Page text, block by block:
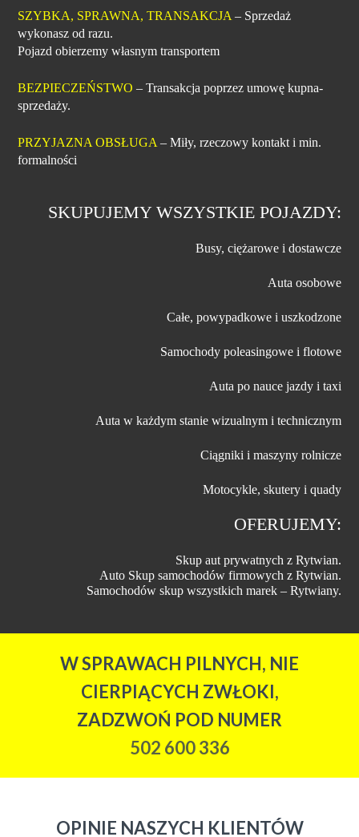
SZYBKA, SPRAWNA, TRANSAKCJA – Sprzedaż
wykonasz od razu.
Pojazd obierzemy własnym transportem
BEZPIECZEŃSTWO – Transakcja poprzez umowę kupna-
sprzedaży.
PRZYJAZNA OBSŁUGA – Miły, rzeczowy kontakt i min.
formalności
SKUPUJEMY WSZYSTKIE POJAZDY:
Busy, ciężarowe i dostawcze
Auta osobowe
Całe, powypadkowe i uszkodzone
Samochody poleasingowe i flotowe
Auta po nauce jazdy i taxi
Auta w każdym stanie wizualnym i technicznym
Ciągniki i maszyny rolnicze
Motocykle, skutery i quady
OFERUJEMY:
Skup aut prywatnych z Rytwian.
Auto Skup samochodów firmowych z Rytwian.
Samochodów skup wszystkich marek – Rytwiany.
W SPRAWACH PILNYCH, NIE
CIERPIĄCYCH ZWŁOKI,
ZADZWOŃ POD NUMER
502 600 336
OPINIE NASZYCH KLIENTÓW